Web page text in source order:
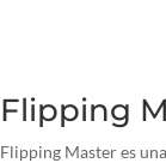
Flipping
Flipping Master es